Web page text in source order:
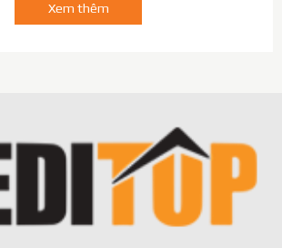
xung kích, thiết bị đã đem đến những
rệt, hiệu quả như sau:
mô mềm, xương khi bị tổn thương.
giải phẫu trong việc điều trị các vôi
Xem thêm